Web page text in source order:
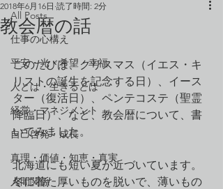
All Posts
仕事の心構え
平安・光・希望・幸福
人とは・生きるとは
経営・マネジメント
自己啓発・成長
真理・価値・知恵・真実
人間関係
教会暦の話
2018年6月16日 読了時間: 2分
このたびは、クリスマス（イエス・キ
リストの誕生を記念する日）、イース
ター（復活日）、ペンテコステ（聖霊
降臨日）、など、教会暦について、書
いてみました。
北海道にも短い夏が近づいています。
冬に着た厚いものを脱いで、薄いもの